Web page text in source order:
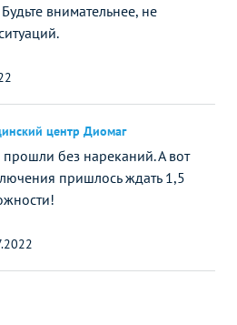
внимательнее, не
центр Диомаг
без нареканий. А вот
пришлось ждать 1,5